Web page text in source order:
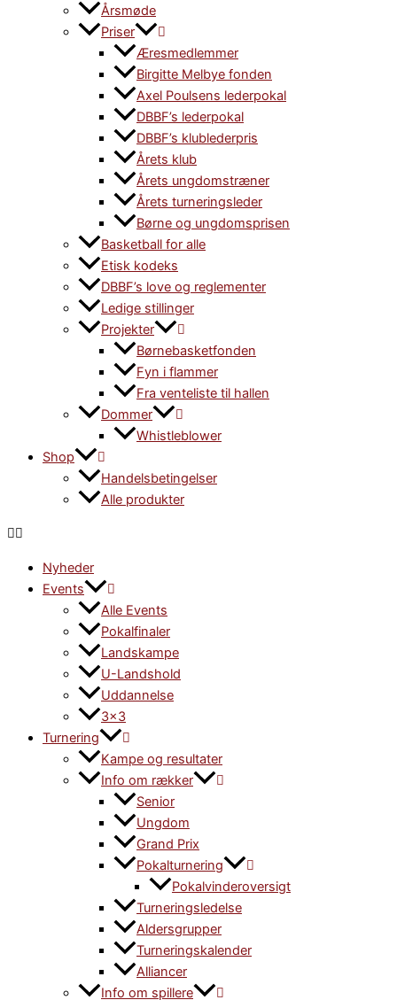
Årsmøde
Priser
Æresmedlemmer
Birgitte Melbye fonden
Axel Poulsens lederpokal
DBBF’s lederpokal
DBBF’s klublederpris
Årets klub
Årets ungdomstræner
Årets turneringsleder
Børne og ungdomsprisen
Basketball for alle
Etisk kodeks
DBBF’s love og reglementer
Ledige stillinger
Projekter
Børnebasketfonden
Fyn i flammer
Fra venteliste til hallen
Dommer
Whistleblower
Shop
Handelsbetingelser
Alle produkter
Nyheder
Events
Alle Events
Pokalfinaler
Landskampe
U-Landshold
Uddannelse
3×3
Turnering
Kampe og resultater
Info om rækker
Senior
Ungdom
Grand Prix
Pokalturnering
Pokalvinderoversigt
Turneringsledelse
Aldersgrupper
Turneringskalender
Alliancer
Info om spillere